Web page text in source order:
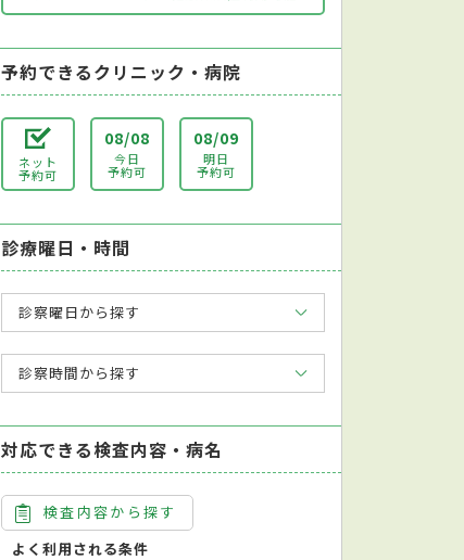
予約できるクリニック・病院
ネット
予約可
08/08
今日
予約可
08/09
明日
予約可
診療曜日・時間
診察曜日から探す
診察時間から探す
対応できる検査内容・病名
検査内容から探す
よく利用される条件